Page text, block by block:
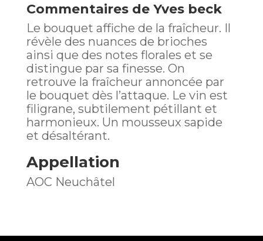
Commentaires de Yves beck
Le bouquet affiche de la fraîcheur. Il
révèle des nuances de brioches
ainsi que des notes florales et se
distingue par sa finesse. On
retrouve la fraîcheur annoncée par
le bouquet dès l’attaque. Le vin est
filigrane, subtilement pétillant et
harmonieux. Un mousseux sapide
et désaltérant.
Appellation
AOC Neuchâtel